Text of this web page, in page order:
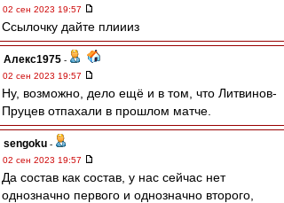
02 сен 2023 19:57
Ссылочку дайте плиииз
Алекс1975 -
02 сен 2023 19:57
Ну, возможно, дело ещё и в том, что Литвинов-
Пруцев отпахали в прошлом матче.
sengoku -
02 сен 2023 19:57
Да состав как состав, у нас сейчас нет
однозначно первого и однозначно второго,